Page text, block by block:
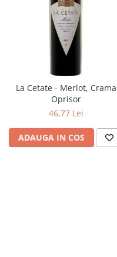
La Cetate - Merlot, Crama
Oprisor
46,77 Lei
ADAUGA IN COS